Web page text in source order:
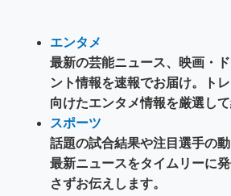
エンタメ
最新の芸能ニュース、映画・
ント情報を速報でお届け。ト
向けたエンタメ情報を厳選して
スポーツ
話題の試合結果や注目選手の
最新ニュースをタイムリーに
さずお伝えします。